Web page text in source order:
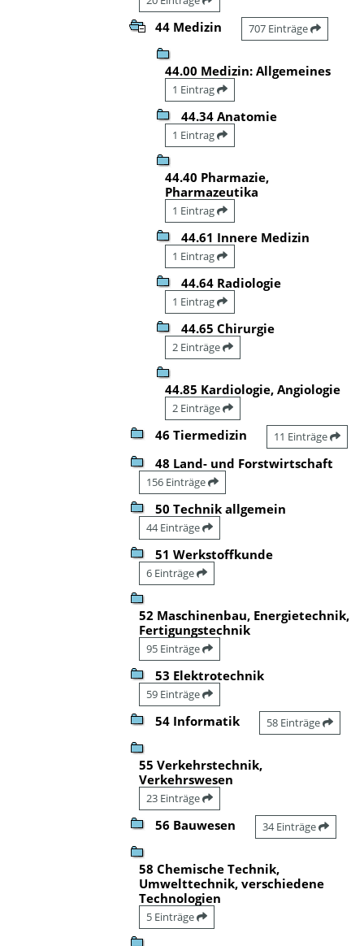
44 Medizin 707 Einträge
44.00 Medizin: Allgemeines
1 Eintrag
44.34 Anatomie
1 Eintrag
44.40 Pharmazie,
Pharmazeutika
1 Eintrag
44.61 Innere Medizin
1 Eintrag
44.64 Radiologie
1 Eintrag
44.65 Chirurgie
2 Einträge
44.85 Kardiologie, Angiologie
2 Einträge
46 Tiermedizin 11 Einträge
48 Land- und Forstwirtschaft
156 Einträge
50 Technik allgemein
44 Einträge
51 Werkstoffkunde
6 Einträge
52 Maschinenbau, Energietechnik,
Fertigungstechnik
95 Einträge
53 Elektrotechnik
59 Einträge
54 Informatik 58 Einträge
55 Verkehrstechnik,
Verkehrswesen
23 Einträge
56 Bauwesen 34 Einträge
58 Chemische Technik,
Umwelttechnik, verschiedene
Technologien
5 Einträge